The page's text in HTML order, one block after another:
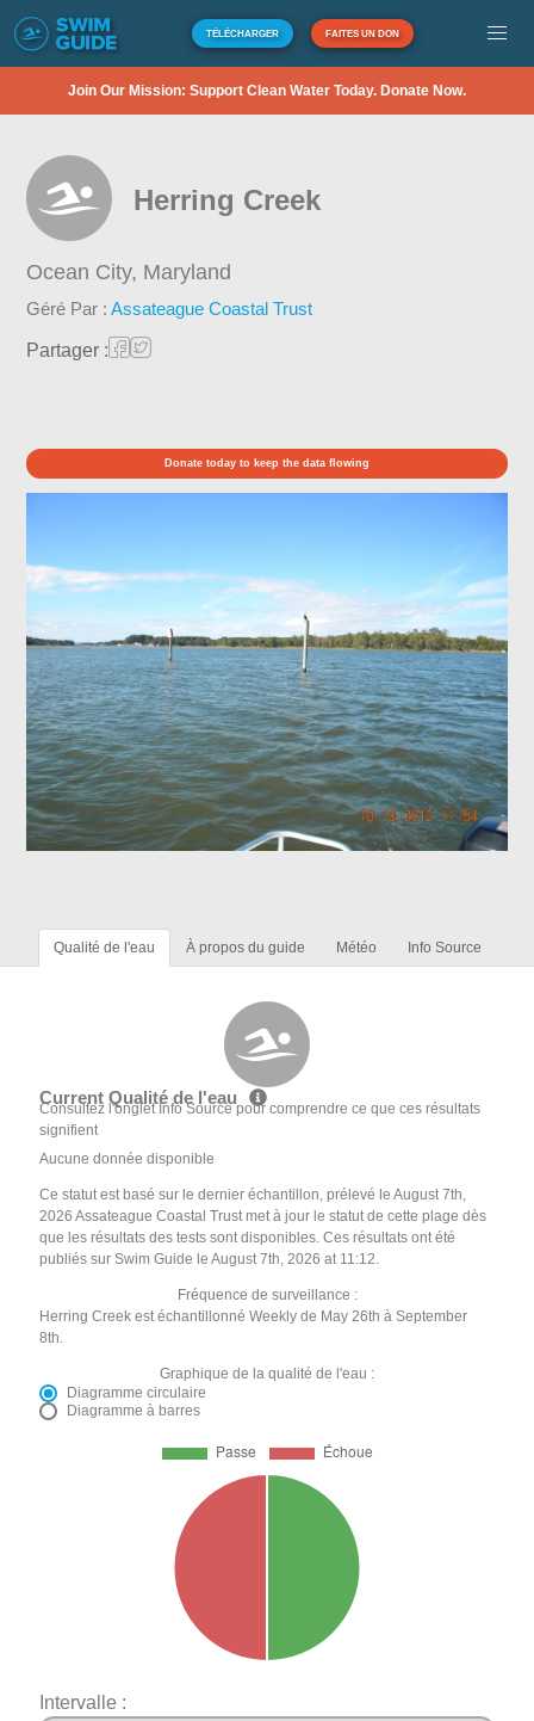
TÉLÉCHARGER FAITES UN DON
Join Our Mission: Support Clean Water Today. Donate Now.
Herring Creek
Ocean City, Maryland
Géré Par :Assateague Coastal Trust
Partager :
Donate today to keep the data flowing
Qualité de l'eau À propos du guide Météo Info Source
Current Qualité de l'eau
Consultez l'onglet Info Source pour comprendre ce que ces résultats
signifient
Aucune donnée disponible
Ce statut est basé sur le dernier échantillon, prélevé le August 7th,
2026 Assateague Coastal Trust met à jour le statut de cette plage dès
que les résultats des tests sont disponibles. Ces résultats ont été
publiés sur Swim Guide le August 7th, 2026 at 11:12.
Fréquence de surveillance :
Herring Creek est échantillonné Weekly de May 26th à September
8th.
Graphique de la qualité de l'eau :
Diagramme circulaire
Diagramme à barres
Intervalle :